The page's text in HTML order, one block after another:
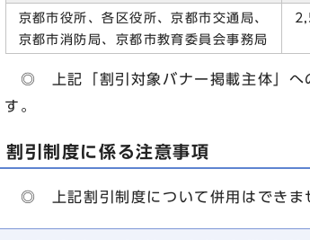
京都市役所、各区役所、京都市交通局、
京都市消防局、京都市教育委員会事務局
◎ 上記「割引対象バナー掲載主体」へ
す。
割引制度に係る注意事項
◎ 上記割引制度について併用はできま